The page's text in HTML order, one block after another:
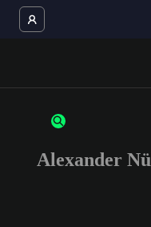
Alexander